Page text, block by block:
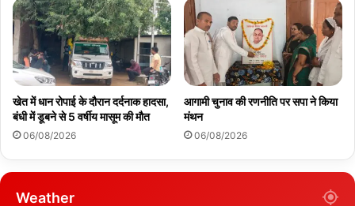
खेत में धान रोपाई के दौरान दर्दनाक हादसा,
बंधी में डूबने से 5 वर्षीय मासूम की मौत
06/08/2026
आगामी चुनाव की रणनीति पर सपा ने किया
मंथन
06/08/2026
Weather